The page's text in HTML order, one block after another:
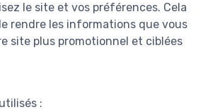
le site et vos préférences. Cela
rendre les informations que vous
site plus promotionnel et ciblées
: